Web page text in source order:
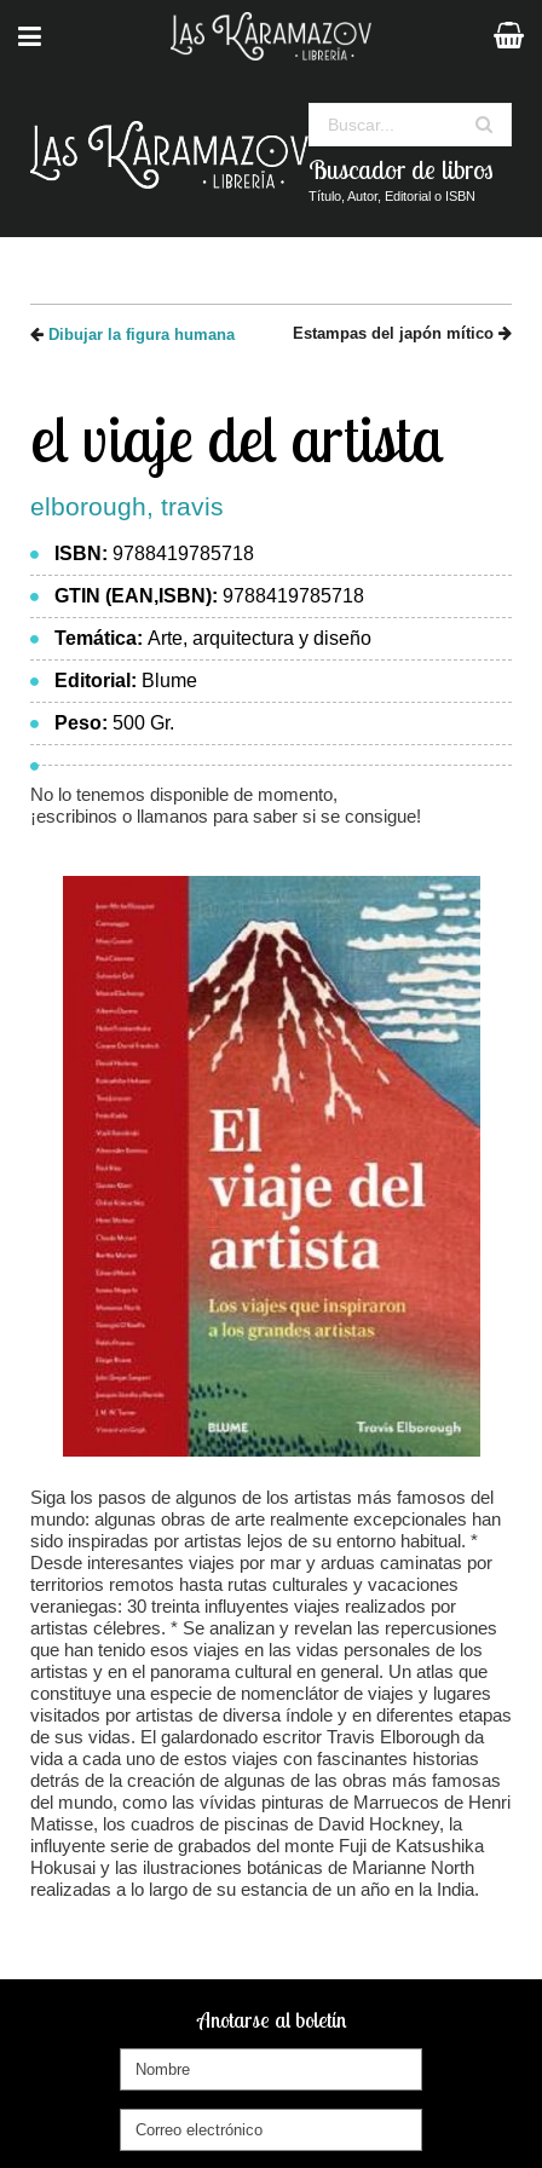
Buscador de libros
Título, Autor, Editorial o ISBN
Dibujar la figura humana Estampas del japón mítico
el viaje del artista
elborough, travis
ISBN: 9788419785718
GTIN (EAN,ISBN): 9788419785718
Temática: Arte, arquitectura y diseño
Editorial: Blume
Peso: 500 Gr.
No lo tenemos disponible de momento,
¡escribinos o llamanos para saber si se consigue!
Siga los pasos de algunos de los artistas más famosos del
mundo: algunas obras de arte realmente excepcionales han
sido inspiradas por artistas lejos de su entorno habitual. *
Desde interesantes viajes por mar y arduas caminatas por
territorios remotos hasta rutas culturales y vacaciones
veraniegas: 30 treinta influyentes viajes realizados por
artistas célebres. * Se analizan y revelan las repercusiones
que han tenido esos viajes en las vidas personales de los
artistas y en el panorama cultural en general. Un atlas que
constituye una especie de nomenclátor de viajes y lugares
visitados por artistas de diversa índole y en diferentes etapas
de sus vidas. El galardonado escritor Travis Elborough da
vida a cada uno de estos viajes con fascinantes historias
detrás de la creación de algunas de las obras más famosas
del mundo, como las vívidas pinturas de Marruecos de Henri
Matisse, los cuadros de piscinas de David Hockney, la
influyente serie de grabados del monte Fuji de Katsushika
Hokusai y las ilustraciones botánicas de Marianne North
realizadas a lo largo de su estancia de un año en la India.
Anotarse al boletín